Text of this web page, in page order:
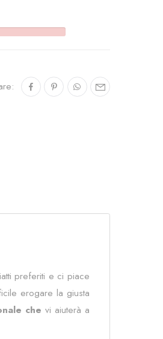
preferiti e ci piace
erogare la giusta
che vi aiuterà a